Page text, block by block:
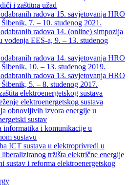
i zaštitna užad
radova 15. savjetovanja HRO
7. – 10. studenog 2021.
radova 14. (online) simpozija
vođenja EES-a, 9. – 13. studenog
radova 14. savjetovanja HRO
10. – 13. studenog 2019.
radova 13. savjetovanja HRO
5. – 8. studenog 2017.
elektroenergetskog sustava
elektroenergetskog sustava
obnovljivih izvora energije u
sustav
informatika i komunikacije u
sustavu
ICT sustava u elektroprivredi u
tržišta električne energije
sustav i reforma elektroenergetskog